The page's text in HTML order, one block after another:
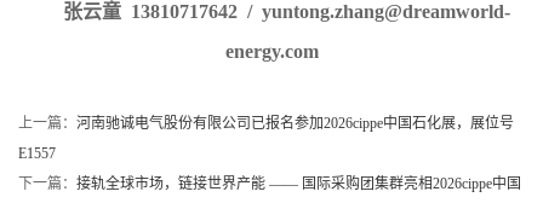
张云童 13810717642 / yuntong.zhang@dreamworld-
energy.com
上一篇： 河南驰诚电气股份有限公司已报名参加2026cippe中国石化展，展位号
E1557
下一篇： 接轨全球市场，链接世界产能 —— 国际采购团集群亮相2026cippe中国